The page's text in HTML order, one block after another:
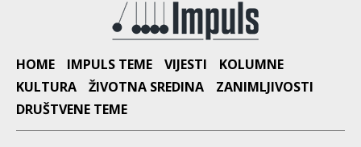
HOME IMPULS TEME VIJESTI
KOLUMNE
KULTURA
ŽIVOTNA SREDINA
ZANIMLJIVOSTI
DRUŠTVENE TEME